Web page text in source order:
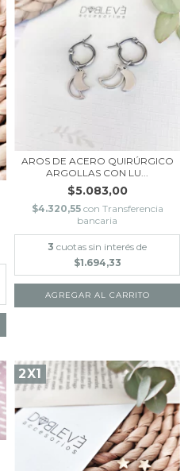
AROS DE ACERO QUIRÚRGICO
ARGOLLAS CON LU...
$5.083,00
$4.320,55 con Transferencia
bancaria
3 cuotas sin interés de
$1.694,33
2X1